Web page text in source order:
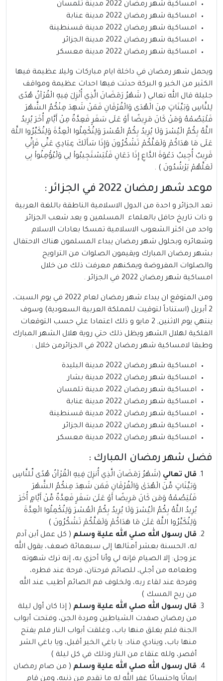
امساكية شهر رمضان 2022 مدينة تلمسان
امساكية شهر رمضان 2022 مدينة عنابة
امساكية شهر رمضان 2022 مدينة قسنطينة
امساكية شهر رمضان 2022 مدينة الجزائر
امساكية شهر رمضان 2022 مدينة معسكر
ويحمل شهر رمضان في داخلة ايام مباركات وليلا عظيمة فيها
الكثير من الخير و البركة حدثت فيها احداث عظيمة ومواقف
جليلة قال الله تعالي ( شَهْرُ رَمَضَانَ الَّذِي أُنْزِلَ فِيهِ الْقُرْآنُ هُدًى
لِلنَّاسِ وَبَيِّنَاتٍ مِنَ الْهُدَى وَالْفُرْقَانِ فَمَنْ شَهِدَ مِنْكُمُ الشَّهْرَ
فَلْيَصُمْهُ وَمَنْ كَانَ مَرِيضًا أَوْ عَلَى سَفَرٍ فَعِدَّةٌ مِنْ أَيَّامٍ أُخَرَ يُرِيدُ
اللَّهُ بِكُمُ الْيُسْرَ وَلَا يُرِيدُ بِكُمُ الْعُسْرَ وَلِتُكْمِلُوا الْعِدَّةَ وَلِتُكَبِّرُوا اللَّهَ
عَلَى مَا هَدَاكُمْ وَلَعَلَّكُمْ تَشْكُرُونَ وَإِذَا سَأَلَكَ عِبَادِي عَنِّي فَإِنِّي
قَرِيبٌ أُجِيبُ دَعْوَةَ الدَّاعِ إِذَا دَعَانِ فَلْيَسْتَجِيبُواْ لِي وَلْيُؤْمِنُواْ بِي
لَعَلَّهُمْ يَرْشُدُونَ ) .
موعد شهر رمضان 2022 في الجزائر :
تعد الجزائر و احدة من الدول الاسلامية الناطقة باللغة العربية
و ذات تاريخ حافل بالعلماء المسلمين و يعد شعب الجزائر
واحد من اكثر الشعوب الاسلامية تمسكا بعادات الاسلام
وشعائره وبحلول شهر رمضان يبداء المسلمون هناك الاحتفال
بشهر رمضان المبارك ويقيمون الصلوات من التراويح
والصلوات المفروضة ويمكنهم معرفت ذلك من خلال
امساكية شهر رمضان 2022 في الجزائر .
ومن المتوقع ان يبداء شهر رمضان لعام 2022 في يوم السبت،
2 أبريل (استناداً لتوقيت للمملكة العربية السعودية) وسوف
ينتهي يوم الاثنين, 2 مايو و ذلك اعتمادا علي حسب التوقعات
الفلكية لهلال الشهر ويظل ذلك حتي روية هلال الشهر المبارك
وطبقا لامساكية شهر رمضان 2022 في الجزائرمن خلال :
امساكية شهر رمضان 2022 مدينة البليدة
امساكية شهر رمضان 2022 مدينة بشار
امساكية شهر رمضان 2022 مدينة تلمسان
امساكية شهر رمضان 2022 مدينة عنابة
امساكية شهر رمضان 2022 مدينة قسنطينة
امساكية شهر رمضان 2022 مدينة الجزائر
امساكية شهر رمضان 2022 مدينة معسكر
فضل شهر رمضان المبارك :
قال تعالي (شَهْرُ رَمَضَانَ الَّذِي أُنزِلَ فِيهِ الْقُرْآنُ هُدًى لِّلنَّاسِ
وَبَيِّنَاتٍ مِّنَ الْهُدَىٰ وَالْفُرْقَانِ فَمَن شَهِدَ مِنكُمُ الشَّهْرَ
فَلْيَصُمْهُ وَمَن كَانَ مَرِيضًا أَوْ عَلَىٰ سَفَرٍ فَعِدَّةٌ مِّنْ أَيَّامٍ أُخَرَ
يُرِيدُ اللَّهُ بِكُمُ الْيُسْرَ وَلَا يُرِيدُ بِكُمُ الْعُسْرَ وَلِتُكْمِلُوا الْعِدَّةَ
وَلِتُكَبِّرُوا اللَّهَ عَلَىٰ مَا هَدَاكُمْ وَلَعَلَّكُمْ تَشْكُرُونَ )
قال رسول الله صلي الله علية وسلم ( كل عمل أبن آدم
له، الحسنة بعشر أمثالها إلى سبعمائة ضعف، يقول الله
عز وجل: إلا الصيام فإنه لي وأنا أحزي به، إنه ترك شهوته
وطعامه من أجلي، للصائم فرحتان، فرحة عند فطره،
وفرحة عند لقاء ربه، ولخلوف فم الصائم أطيب عند الله
من ريح المسك )
قال رسول الله صلي الله علية وسلم ( إذا كان أول ليلة
من رمضان صفدت الشياطين ومردة الجن، وفتحت أبواب
الجنة فلم يغلق منها باب، وغلقت أبواب النار فلم يفتح
منها باب، وينادي مناد: يا باغي الخير أقبل، ويا باغي الشر
أقصر، ولله عتقاء من النار وذلك في كل ليلة )
قال رسول الله صلي الله علية وسلم ( من صام رمضان
إيمانًا واحتسابًا غفر الله له ما تقدم من ذنبه، ومن قام